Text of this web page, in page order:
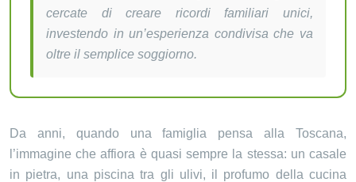
cercate di creare ricordi familiari unici,
investendo in un’esperienza condivisa che va
oltre il semplice soggiorno.
Da anni, quando una famiglia pensa alla Toscana,
l’immagine che affiora è quasi sempre la stessa: un casale
in pietra, una piscina tra gli ulivi, il profumo della cucina